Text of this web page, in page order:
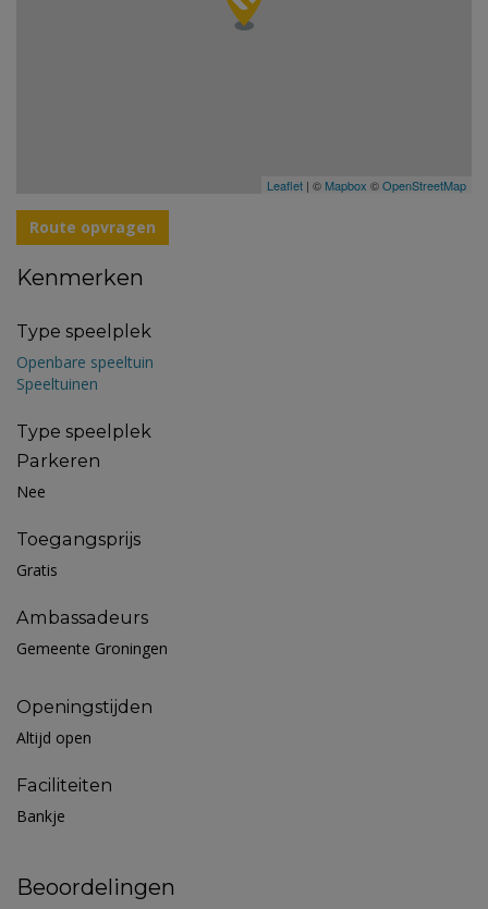
Leaflet | © Mapbox ©OpenStreetMap
Route opvragen
Kenmerken
Type speelplek
Openbare speeltuin
Speeltuinen
Type speelplek
Parkeren
Nee
Toegangsprijs
Gratis
Ambassadeurs
Gemeente Groningen
Openingstijden
Altijd open
Faciliteiten
Bankje
Beoordelingen